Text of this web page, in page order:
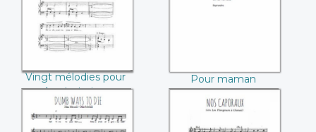
piano (Antony
Choudens)
Vingt mélodies pour
chant et piano
(Antony Choudens)
Pour maman